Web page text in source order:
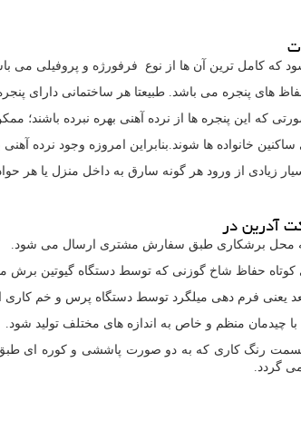
که کامل ترین آن ها از نوع فرفورژه و پروفیلی می
های پنجره می باشد. طبیعتا هر ساختمانی دارای
که این پنجره ها از نرده آهنی بهره نبرده باشند؛
خانواده ها شوند.بنابراین امروزه وجود نرده
زیادی از ورود هر گونه سارق به داخل منزل یا هر
آدرین در
محل برشکاری طبق سفارش مشتری ارسال می شود.
حفاظ شاخ گوزنی که توسط دستگاه گیوتین برش
یعنی فرم دهی میلگرد توسط دستگاه پرس و خم کاری
منظم و خاص به اندازه های مختلف تولید شود.
رنگ کاری که به دو صورت پاششی و کوره
گردد.